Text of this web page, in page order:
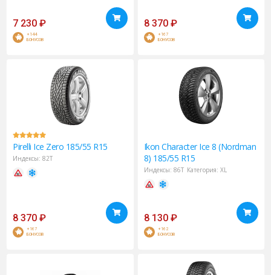
7 230 ₽
+144
БОНУСОВ
8 370 ₽
+167
БОНУСОВ
Pirelli Ice Zero 185/55 R15
Индексы: 82T
8 370 ₽
+167
БОНУСОВ
Ikon Character Ice 8 (Nordman
8) 185/55 R15
Индексы: 86T Категория: XL
8 130 ₽
+162
БОНУСОВ